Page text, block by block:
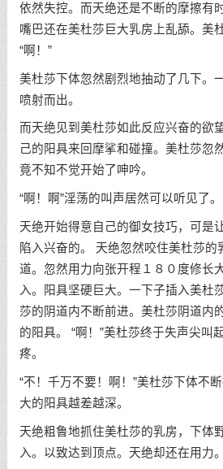
依然失控。而天绝还是不断的摩擦有
嘴巴还在美杜莎巨大乳房上乱舔。美
“啊！”
美杜莎下体忽然剧烈地抽动了几下。
喷射而出。
而天绝见到美杜莎如此反应兴奋的欲
己的阳具来回摩挲和碰撞。美杜莎忽
竟不知不觉开始了呻吟。
“啊！啊”淫荡的叫声居然可以听见了。
天绝开始得意自己的御女技巧，可是
陷入兴奋的。 天绝忽然咬住美杜莎的
道。忽然用力向张开程１８０度修长
入。阳具坚硬巨大。一下子插入美杜
莎的阴道内不断前进。美杜莎阴道内
的阳具。 “啊！”美杜莎终于失声尖叫
疼。
“不！千万不要！啊！”美杜莎下体不
大的阳具越差越深。
天绝粗鲁地抓住美杜莎的乳房，下体
入。以致达到顶点。天绝却还在用力。